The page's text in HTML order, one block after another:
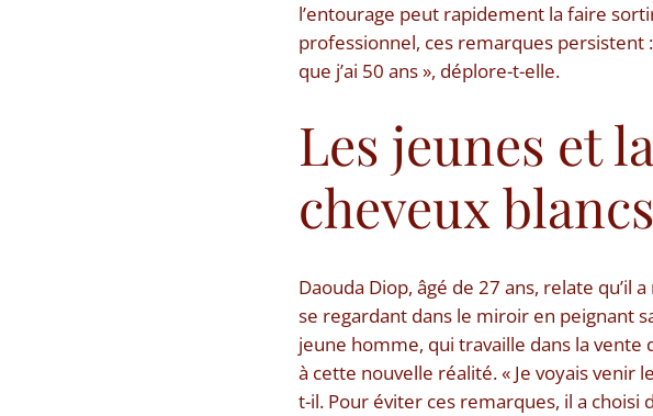
l’entourage peut rapidement la faire
professionnel, ces remarques persistent
que j’ai 50 ans », déplore-t-elle.
Les jeunes et
cheveux
Daouda Diop, âgé de 27 ans, relate
se regardant dans le miroir en peignant
jeune homme, qui travaille dans la vente
à cette nouvelle réalité. « Je voyais venir
t-il. Pour éviter ces remarques, il a choisi